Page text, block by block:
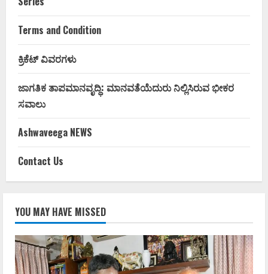
Terms and Condition
ಕ್ರಿಕೆಟ್ ವಿವರಗಳು
ಜಾಗತಿಕ ತಾಪಮಾನವೃದ್ಧಿ: ಮಾನವತೆಯೆದುರು ನಿಲ್ಲಿಸಿರುವ ಭೀಕರ
ಸವಾಲು
Ashwaveega NEWS
Contact Us
YOU MAY HAVE MISSED